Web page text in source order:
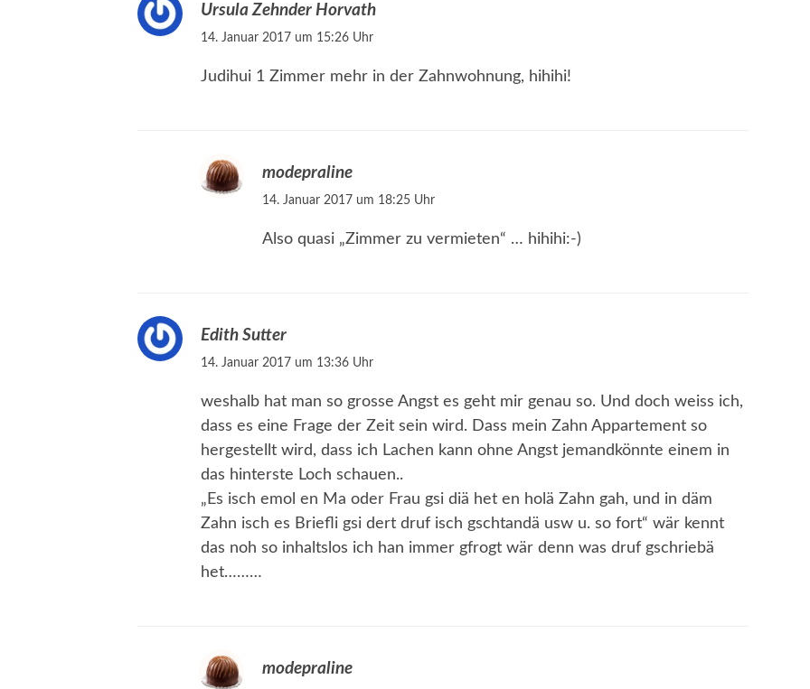
Ursula Zehnder Horvath
14. Januar 2017 um 15:26 Uhr
Judihui 1 Zimmer mehr in der Zahnwohnung, hihihi!
modepraline
14. Januar 2017 um 18:25 Uhr
Also quasi „Zimmer zu vermieten“ … hihihi:-)
Edith Sutter
14. Januar 2017 um 13:36 Uhr
weshalb hat man so grosse Angst es geht mir genau so. Und doch weiss ich,
dass es eine Frage der Zeit sein wird. Dass mein Zahn Appartement so
hergestellt wird, dass ich Lachen kann ohne Angst jemandkönnte einem in
das hinterste Loch schauen..
„Es isch emol en Ma oder Frau gsi diä het en holä Zahn gah, und in däm
Zahn isch es Briefli gsi dert druf isch gschtandä usw u. so fort“ wär kennt
das noh so inhaltslos ich han immer gfrogt wär denn was druf gschriebä
het………
modepraline